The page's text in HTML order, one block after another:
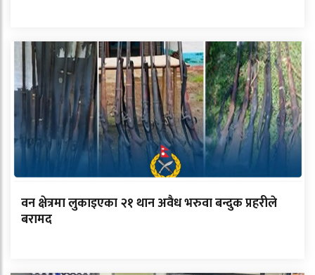
वन क्षेत्रमा लुकाइएका २१ थान अवैध भरुवा बन्दुक प्रहरीले
बरामद